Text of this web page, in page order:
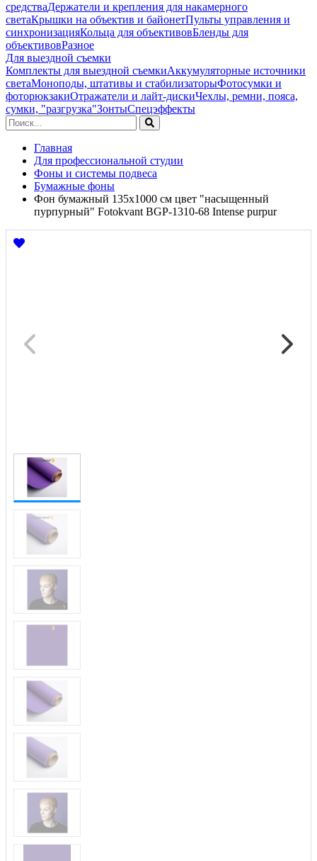
средстваДержатели и крепления для накамерного
светаКрышки на объектив и байонетПульты управления и
синхронизацияКольца для объективовБленды для
объективовРазное
Для выездной съемки
Комплекты для выездной съемкиАккумуляторные источники
светаМоноподы, штативы и стабилизаторыФотосумки и
фоторюкзакиОтражатели и лайт-дискиЧехлы, ремни, пояса,
сумки, "разгрузка"ЗонтыСпецэффекты
Главная
Для профессиональной студии
Фоны и системы подвеса
Бумажные фоны
Фон бумажный 135х1000 см цвет "насыщенный
пурпурный" Fotokvant BGP-1310-68 Intense purpur